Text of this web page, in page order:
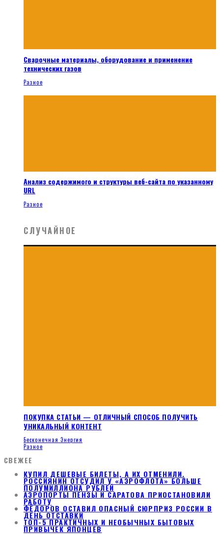
Сварочные материалы, оборудование и применение
технических газов
Разное
Анализ содержимого и структуры веб-сайта по указанному
URL
Разное
СЛУЧАЙНОЕ
ПОКУПКА СТАТЬИ — ОТЛИЧНЫЙ СПОСОБ ПОЛУЧИТЬ
УНИКАЛЬНЫЙ КОНТЕНТ
Бесконечная Энергия
Разное
СВЕЖЕЕ
КУПИЛ ДЕШЕВЫЕ БИЛЕТЫ, А ИХ ОТМЕНИЛИ.
РОССИЯНИН ОТСУДИЛ У «АЭРОФЛОТА» БОЛЬШЕ
ПОЛУМИЛЛИОНА РУБЛЕЙ
АЭРОПОРТЫ ПЕНЗЫ И САРАТОВА ПРИОСТАНОВИЛИ
РАБОТУ
ФЁДОРОВ ОСТАВИЛ ОПАСНЫЙ СЮРПРИЗ РОССИИ В
ДЕНЬ ОТСТАВКИ
ТОП-5 ПРАКТИЧНЫХ И НЕОБЫЧНЫХ БЫТОВЫХ
ПРИВЫЧЕК ЯПОНЦЕВ